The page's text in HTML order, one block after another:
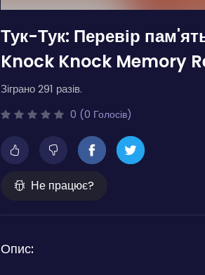
Тук-Тук: Перевір
Knock Knock Memory
Зіграно 291 разів.
0 (0 Голосів)
Не працює?
Опис: